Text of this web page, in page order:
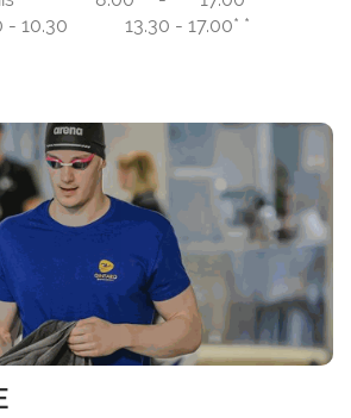
- 10.30 13.30 - 17.00* *